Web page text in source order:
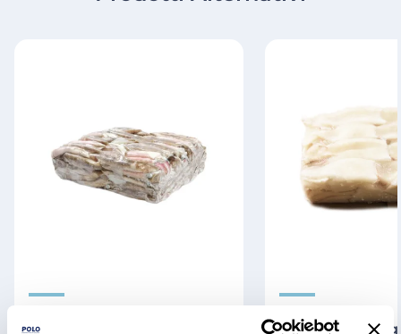
Calamaro patagonico c 4 Calamaro